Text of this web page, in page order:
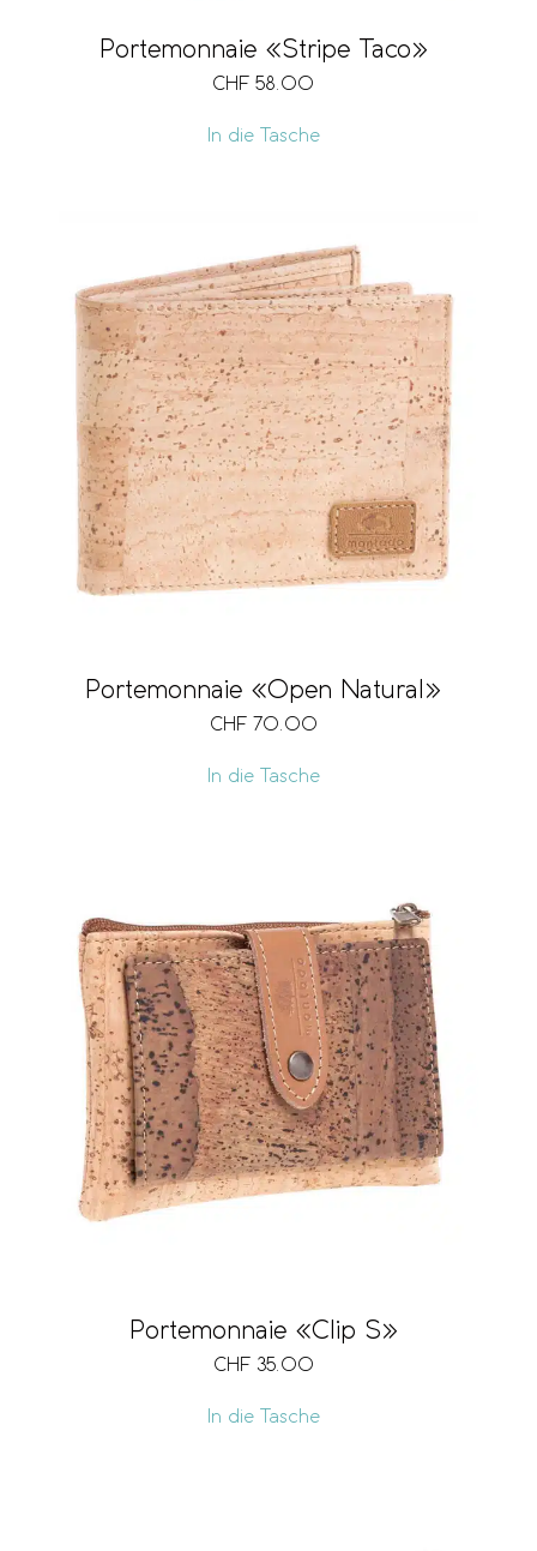
Portemonnaie «Stripe Taco»
CHF 58.00
In die Tasche
Portemonnaie «Open Natural»
CHF 70.00
In die Tasche
Portemonnaie «Clip S»
CHF 35.00
In die Tasche